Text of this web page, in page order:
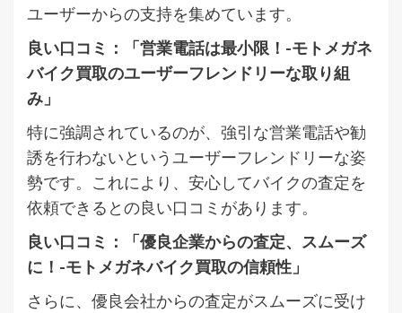
ユーザーからの支持を集めています。
良い口コミ：「営業電話は最小限！-モトメガネ
バイク買取のユーザーフレンドリーな取り組
み」
特に強調されているのが、強引な営業電話や勧
誘を行わないというユーザーフレンドリーな姿
勢です。これにより、安心してバイクの査定を
依頼できるとの良い口コミがあります。
良い口コミ：「優良企業からの査定、スムーズ
に！-モトメガネバイク買取の信頼性」
さらに、優良会社からの査定がスムーズに受け